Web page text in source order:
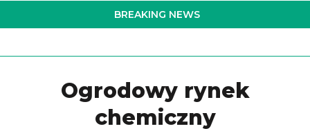
to
BREAKING NEWS
Ogrodowy rynek
chemiczny